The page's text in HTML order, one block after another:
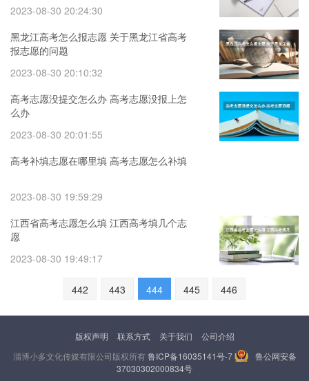
2023-08-30 20:24:30
黑龙江高考怎么报志愿 关于黑龙江省高考
报志愿的问题
2023-08-30 20:10:32
高考志愿没提交怎么办 高考志愿没报上怎
么办
2023-08-30 20:01:55
高考补填志愿在哪里填 高考志愿怎么补填
2023-08-30 19:59:29
江西省高考志愿怎么填 江西高考填几个志
愿
2023-08-30 19:49:17
442 443 444 445 446
版权声明 联系方式 关于我们
公司介绍
淄博小多文化传媒有限公司版权所有鲁ICP备16035141号-7
鲁公网安备
37030302000834号